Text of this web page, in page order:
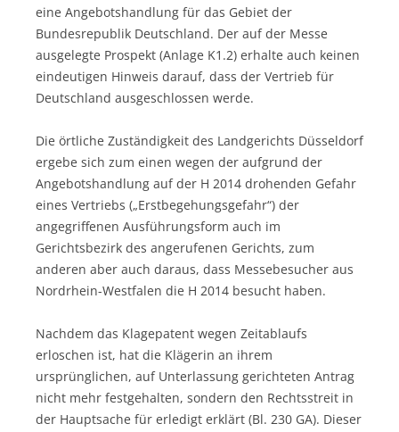
eine Angebotshandlung für das Gebiet der
Bundesrepublik Deutschland. Der auf der Messe
ausgelegte Prospekt (Anlage K1.2) erhalte auch keinen
eindeutigen Hinweis darauf, dass der Vertrieb für
Deutschland ausgeschlossen werde.
Die örtliche Zuständigkeit des Landgerichts Düsseldorf
ergebe sich zum einen wegen der aufgrund der
Angebotshandlung auf der H 2014 drohenden Gefahr
eines Vertriebs („Erstbegehungsgefahr“) der
angegriffenen Ausführungsform auch im
Gerichtsbezirk des angerufenen Gerichts, zum
anderen aber auch daraus, dass Messebesucher aus
Nordrhein-Westfalen die H 2014 besucht haben.
Nachdem das Klagepatent wegen Zeitablaufs
erloschen ist, hat die Klägerin an ihrem
ursprünglichen, auf Unterlassung gerichteten Antrag
nicht mehr festgehalten, sondern den Rechtsstreit in
der Hauptsache für erledigt erklärt (Bl. 230 GA). Dieser